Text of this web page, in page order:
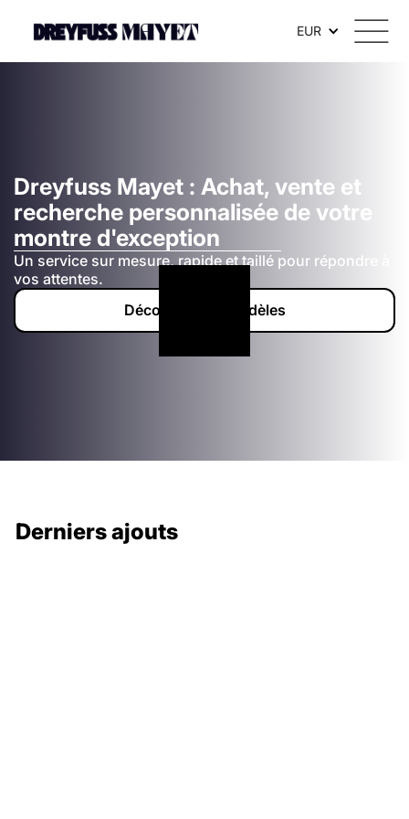
EUR
Dreyfuss Mayet : Achat, vente et
recherche personnalisée de votre
montre d'exception
Un service sur mesure, rapide et taillé pour répondre à
vos attentes.
Découvrir nos modèles
Derniers ajouts